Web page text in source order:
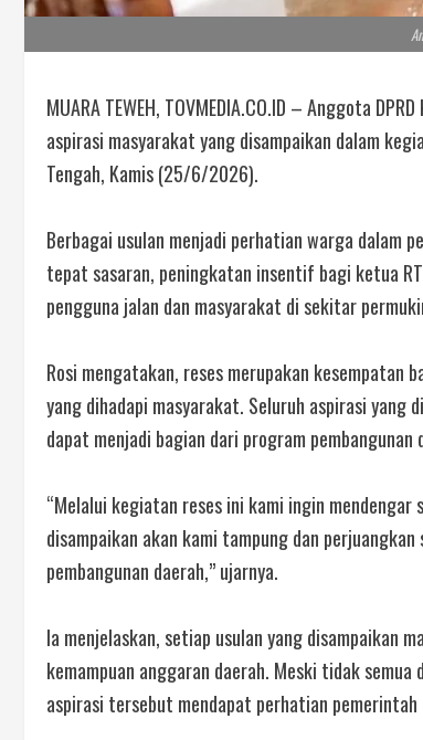
MUARA TEWEH, TOVMEDIA.CO.ID – Anggota
aspirasi masyarakat yang disampaikan dalam
Tengah, Kamis (25/6/2026).
Berbagai usulan menjadi perhatian warga dalam
tepat sasaran, peningkatan insentif bagi ketua
pengguna jalan dan masyarakat di sekitar
Rosi mengatakan, reses merupakan kesempatan
yang dihadapi masyarakat. Seluruh aspirasi yang
dapat menjadi bagian dari program pembangunan
“Melalui kegiatan reses ini kami ingin
disampaikan akan kami tampung dan
pembangunan daerah,” ujarnya.
Ia menjelaskan, setiap usulan yang disampaikan
kemampuan anggaran daerah. Meski tidak
aspirasi tersebut mendapat perhatian pemerintah